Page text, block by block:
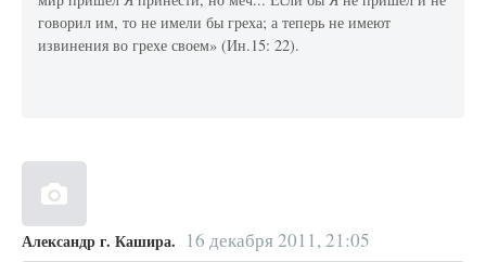
говорил им, то не имели бы греха; а теперь не имеют
извинения во грехе своем» (Ин.15: 22).
Александр г. Кашира. 16 декабря 2011, 21:05